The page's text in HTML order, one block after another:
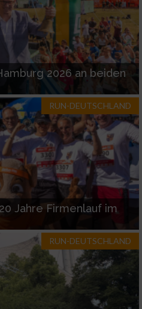
2026 an beiden
RUN-DEUTSCHLAND
Jahre Firmenlauf im
RUN-DEUTSCHLAND